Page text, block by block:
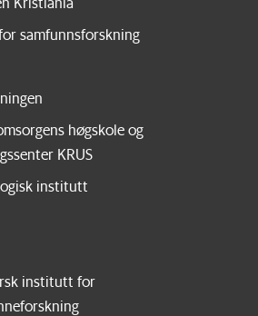
samfunnsforskning
høgskole og
KRUS
institutt
institutt for